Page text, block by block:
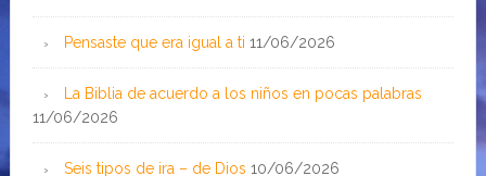
Pensaste que era igual a ti 11/06/2026
La Biblia de acuerdo a los niños en pocas palabras
11/06/2026
Seis tipos de ira – de Dios 10/06/2026